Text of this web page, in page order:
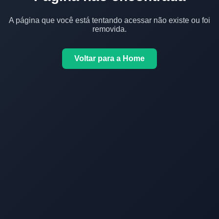
A página que você está tentando acessar não existe ou foi
removida.
Voltar para a Home